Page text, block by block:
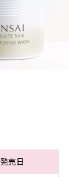
発売日